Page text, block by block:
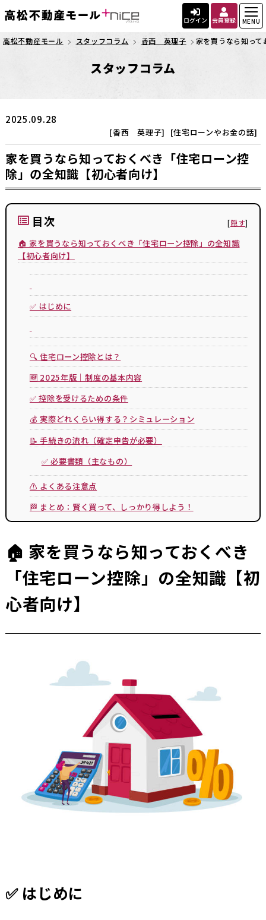
ログイン 会員登録 MENU
高松不動産モール スタッフコラム 香西 英理子 家を買うなら知っ
スタッフコラム
2025.09.28
[香西 英理子] [住宅ローンやお金の話]
家を買うなら知っておくべき「住宅ローン控
除」の全知識【初心者向け】
目次 [隠す]
🏠 家を買うなら知っておくべき「住宅ローン控除」の全知識
【初心者向け】
✅ はじめに
🔍 住宅ローン控除とは？
🆕 2025年版｜制度の基本内容
✅ 控除を受けるための条件
💰 実際どれくらい得する？シミュレーション
📝 手続きの流れ（確定申告が必要）
✅ 必要書類（主なもの）
⚠ よくある注意点
🏁 まとめ：賢く買って、しっかり得しよう！
🏠 家を買うなら知っておくべき
「住宅ローン控除」の全知識【初
心者向け】
✅ はじめに